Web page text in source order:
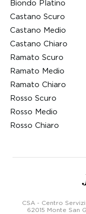
Biondo Platino
Castano Scuro
Castano Medio
Castano Chiaro
Ramato Scuro
Ramato Medio
Ramato Chiaro
Rosso Scuro
Rosso Medio
Rosso Chiaro
CSA - Centro
62015 Monte San